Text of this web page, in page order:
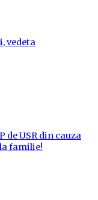
vedeta
de USR din cauza
familie!